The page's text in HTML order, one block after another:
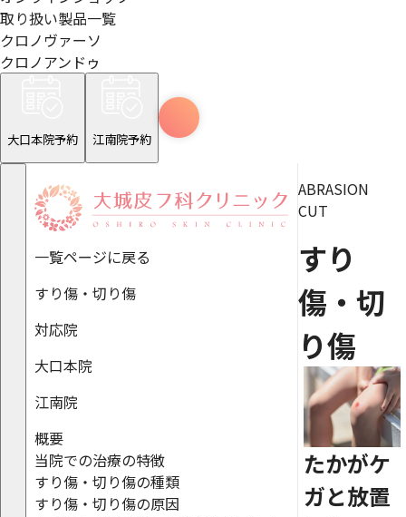
取り扱い製品一覧
クロノヴァーソ
クロノアンドゥ
大口本院予約 江南院予約
一覧ページに戻る
すり傷・切り傷
対応院
大口本院
江南院
概要
当院での治療の特徴
すり傷・切り傷の種類
すり傷・切り傷の原因
ABRASION
CUT
すり
傷・切
り傷
たかがケ
ガと放置